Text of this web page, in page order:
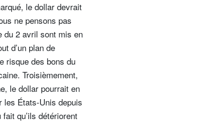
le dollar devrait
ne pensons pas
du 2 avril sont mis en
d’un plan de
risque des bons du
Troisièmement,
le dollar pourrait en
les États-Unis depuis
qu’ils détériorent